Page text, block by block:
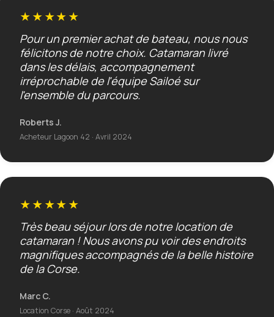
★★★★★
Pour un premier achat de bateau, nous nous
félicitons de notre choix. Catamaran livré
dans les délais, accompagnement
irréprochable de l'équipe Sailoé sur
l'ensemble du parcours.
Roberts J.
Acheteur Lagoon 42 · Avril 2024
★★★★★
Très beau séjour lors de notre location de
catamaran ! Nous avons pu voir des endroits
magnifiques accompagnés de la belle histoire
de la Corse.
Marc C.
Location Corse · Août 2024